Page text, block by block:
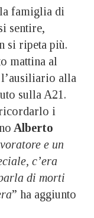
famiglia di
sentire,
si ripeta più.
mattina al
alla
sulla A21.
i
Alberto
e un
c’era
di morti
” ha aggiunto